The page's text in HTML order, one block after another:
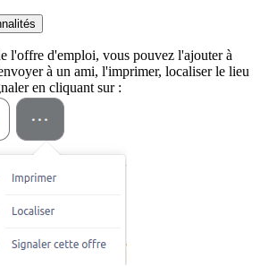
l'offre d'emploi, vous pouvez l'ajouter à
à un ami, l'imprimer, localiser le lieu
en cliquant sur :